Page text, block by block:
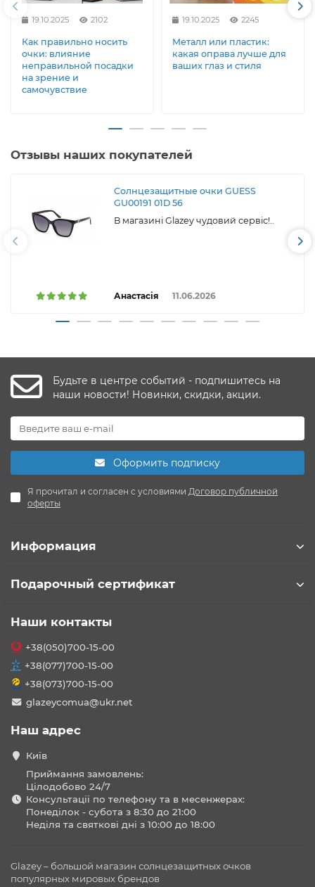
19.10.2025 2102
Как правильно носить
очки: влияние
неправильной посадки
на зрение и
самочувствие
19.10.2025 2245
Металл или пластик:
какая оправа лучше для
ваших глаз и стиля
Отзывы наших покупателей
Солнцезащитные очки GUESS
GU00191 01D 56
В магазині Glazey чудовий сервіс!..
Анастасія 11.06.2026
Будьте в центре событий - подпишитесь на
наши новости! Новинки, скидки, акции.
Оформить подписку
Я прочитал и согласен с условиями Договор публичной
оферты
Информация
Подарочный сертификат
Наши контакты
+38(050)700-15-00
+38(077)700-15-00
+38(073)700-15-00
glazeycomua@ukr.net
Наш адрес
Київ
Приймання замовлень:
Цілодобово 24/7
Консультації по телефону та в месенжерах:
Понеділок - субота з 8:30 до 21:00
Неділя та святкові дні з 10:00 до 18:00
Glazey – большой магазин солнцезащитных очков
популярных мировых брендов